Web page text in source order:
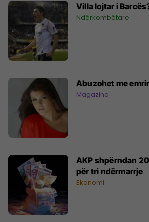
Villa lojtar i
Ndërkombëtare
Abuzohet me
Magazina
AKP shpërndan
për tri ndërmarrje
Ekonomi